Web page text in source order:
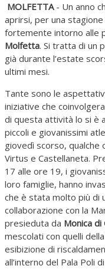
MOLFETTA- Un anno
aprirsi, per una
fortemente intorno alle
Molfetta. Si tratta di un
già durante l’estate
ultimi mesi.
Tante sono le
iniziative che
di questa attività lo si è
piccoli e giovanissimi
giovedì scorso, qualche
Virtus e Castellaneta.
17 alle ore 19, i
loro famiglie, hanno
che è stata molto più di
collaborazione con la
presieduta da Monica di
mescolati con quelli
esibizione di
all’interno del Pala Poli